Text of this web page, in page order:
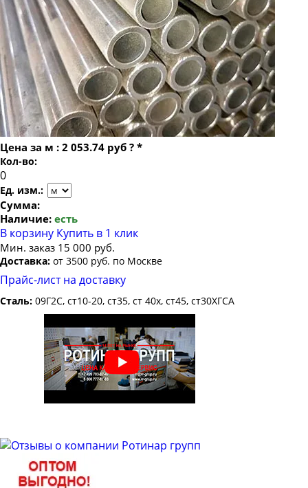
Труба бесшовная 22
Труба бесшовная 24
Труба бесшовная 25
Труба бесшовная 26
Труба бесшовная 27
Труба бесшовная 28
Труба бесшовная 30
Труба бесшовная 32
Труба бесшовная 35
Труба бесшовная 36
Труба бесшовная 38
Труба бесшовная 40
Труба бесшовная 42
Труба бесшовная 45
Труба бесшовная 48
Труба бесшовная 50
Труба бесшовная 51
Труба бесшовная 53
Труба бесшовная 63
Труба бесшовная 83х22
Цена за м : 2 053.74 руб ? *
Кол-во:
Ед. изм.:
Сумма:
Наличие: есть
В корзину Купить в 1 клик
Мин. заказ 15 000 руб.
Доставка: от 3500 руб. по Москве
Прайс-лист на доставку
Сталь: 09Г2С, ст10-20, ст35, ст 40х, ст45, ст30ХГСА